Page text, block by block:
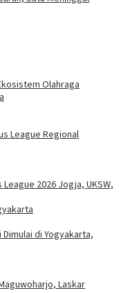
Olahraga
League Regional
2026 Jogja, UKSW,
Dimulai di Yogyakarta,
Laskar